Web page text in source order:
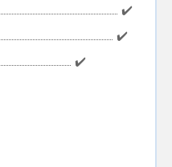
✔️
✔️
✔️